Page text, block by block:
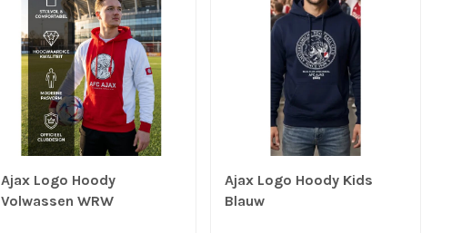
Ajax Logo Hoody
Volwassen WRW
Ajax Logo Hoody Kids
Blauw